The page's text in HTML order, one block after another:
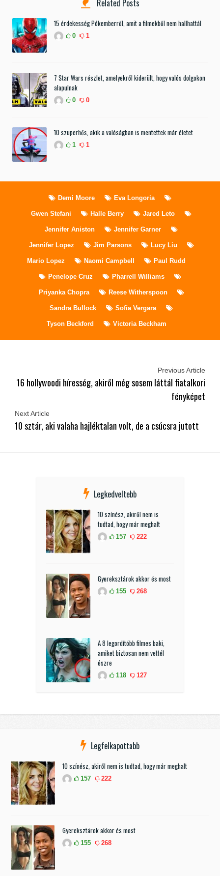
Related Posts
15 érdekesség Pókemberről, amit a filmekből nem hallhattál
0 1
7 Star Wars részlet, amelyekről kiderült, hogy valós dolgokon
alapulnak
0 0
10 szuperhős, akik a valóságban is mentettek már életet
1 1
Demi Moore Eva Longoria
Gwen Stefani Halle Berry Jared Leto
Jennifer Aniston Jennifer Garner
Jennifer Lopez Jim Parsons Lucy Liu
Mario Lopez Naomi Campbell Paul Rudd
Penelope Cruz Pharrell Williams
Priyanka Chopra Reese Witherspoon
Sandra Bullock Sofía Vergara
Tyson Beckford Victoria Beckham
Previous Article
16 hollywoodi híresség, akiről még sosem láttál fiatalkori
fényképet
Next Article
10 sztár, aki valaha hajléktalan volt, de a csúcsra jutott
Legkedveltebb
10 színész, akiről nem is
tudtad, hogy már meghalt
157 222
Gyereksztárok akkor és most
155 268
A 8 legordítóbb filmes baki,
amiket biztosan nem vettél
észre
118 127
Legfelkapottabb
10 színész, akiről nem is tudtad, hogy már meghalt
157 222
Gyereksztárok akkor és most
155 268